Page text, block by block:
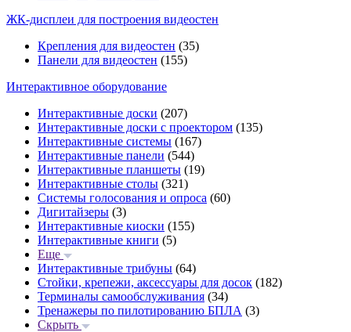
ЖК-дисплеи для построения видеостен
Крепления для видеостен (35)
Панели для видеостен (155)
Интерактивное оборудование
Интерактивные доски (207)
Интерактивные доски с проектором (135)
Интерактивные системы (167)
Интерактивные панели (544)
Интерактивные планшеты (19)
Интерактивные столы (321)
Системы голосования и опроса (60)
Дигитайзеры (3)
Интерактивные киоски (155)
Интерактивные книги (5)
Еще
Интерактивные трибуны (64)
Стойки, крепежи, аксессуары для досок (182)
Терминалы самообслуживания (34)
Тренажеры по пилотированию БПЛА (3)
Скрыть